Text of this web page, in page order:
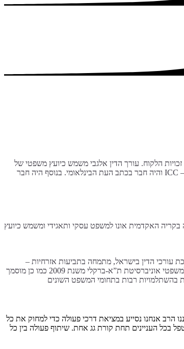
הלקוח. עורך הדין אלגבי משמש כיועץ משפטי של
שלל חברות במשק הישראלי, כעוזר הוראה באקדמיה ומנהל פורום רשלנות רפואית במהלך טיפול ניתוחי. עורך הדין אלגבי סיים את מסלול לימודיו בתוכנית המצטיינים – ICC והיה חבר בכתב העת הבינלאומי. בנוסף היה חבר
האקדמית אונו למשפט עסקי ותאגידי ומשמש כיועץ
הדין בישראל, מתמחה בתביעות אזרחיות –
מסחריות, בעל ניסיון עשיר בניהול תיקים מורכבים, בעל תואר ראשון במשפטים בפקולטה למשפטים מנצ’סטר-אונו משנת 2001 ותואר שני במשפט מסחרי בפקולטה למשפטי אוניברסיטת ת”א-ברקלי משנת 2009 כמו כן מוסמך
הרב אנחנו נסייע במציאת דרכי פעולה כדי למחוק את כל
בכל העניינים תחת קורת גג אחת. שיתוף פעולה בין כל